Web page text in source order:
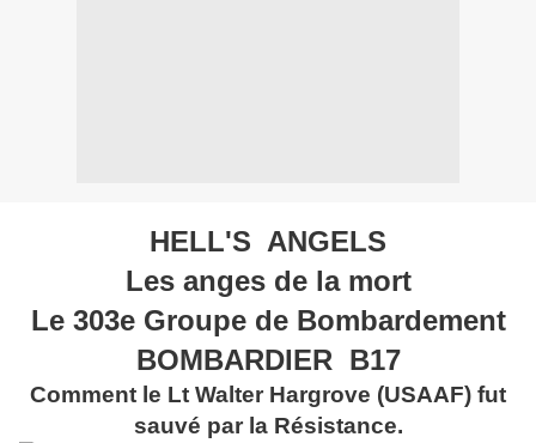
HELL'S ANGELS
Les anges de la mort
Le 303e Groupe de Bombardement
BOMBARDIER B17
Comment le Lt Walter Hargrove (USAAF) fut
sauvé par la Résistance.